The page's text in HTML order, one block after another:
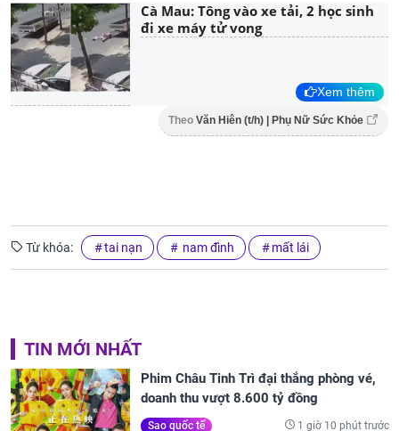
Cà Mau: Tông vào xe tải, 2 học sinh
đi xe máy tử vong
Xem thêm
Theo Văn Hiên (t/h) | Phụ Nữ Sức Khỏe
Từ khóa: tai nạn nam đình mất lái
TIN MỚI NHẤT
Phim Châu Tinh Trì đại thắng phòng vé,
doanh thu vượt 8.600 tỷ đồng
Sao quốc tế 1 giờ 10 phút trước